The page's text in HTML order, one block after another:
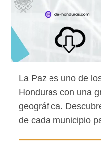
La Paz es uno de
Honduras con una
geográfica.
de cada municipio